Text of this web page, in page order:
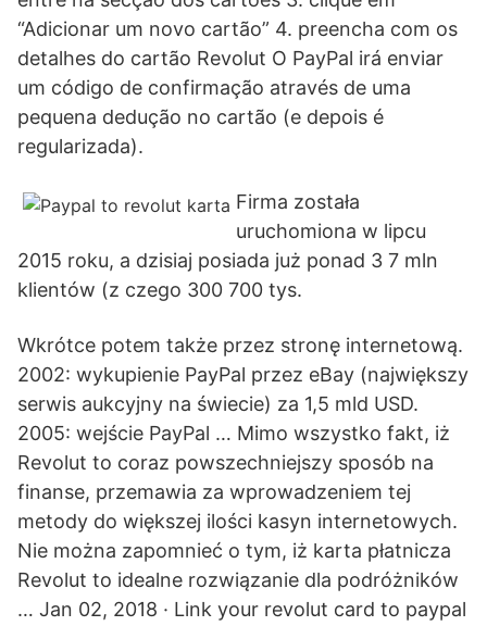
“Adicionar um novo cartão” 4. preencha com os
detalhes do cartão Revolut O PayPal irá enviar
um código de confirmação através de uma
pequena dedução no cartão (e depois é
regularizada).
Firma została
uruchomiona w lipcu
2015 roku, a dzisiaj posiada już ponad 3 7 mln
klientów (z czego 300 700 tys.
Wkrótce potem także przez stronę internetową.
2002: wykupienie PayPal przez eBay (największy
serwis aukcyjny na świecie) za 1,5 mld USD.
2005: wejście PayPal … Mimo wszystko fakt, iż
Revolut to coraz powszechniejszy sposób na
finanse, przemawia za wprowadzeniem tej
metody do większej ilości kasyn internetowych.
Nie można zapomnieć o tym, iż karta płatnicza
Revolut to idealne rozwiązanie dla podróżników
… Jan 02, 2018 · Link your revolut card to paypal